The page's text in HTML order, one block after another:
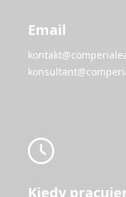
Email
Kiedy